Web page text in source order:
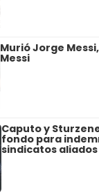
Murió Jorge
Messi
Caputo y
fondo para
sindicatos aliados